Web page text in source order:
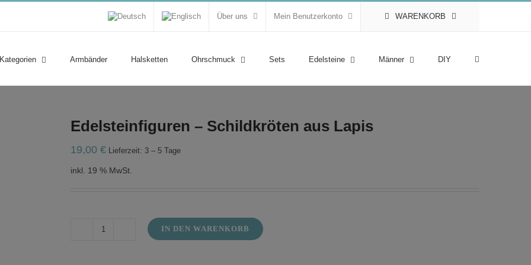
Über uns Mein Benutzerkonto WARENKORB
Armbänder Halsketten Ohrschmuck Sets Edelsteine Männer DIY
Edelsteinfiguren – Schildkröten aus Lapis
19,00 € Lieferzeit: 3 – 5 Tage
inkl. 19 % MwSt.
Edelsteinfiguren
IN DEN WARENKORB